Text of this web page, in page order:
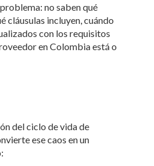
no saben qué
cláusulas incluyen, cuándo
con los requisitos
en Colombia está o
del ciclo de vida de
ese caos en un